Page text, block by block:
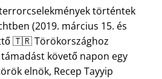
történtek
(2019. március 15. és
🇹🇷 Törökországhoz
követő napon egy
elnök, Recep Tayyip